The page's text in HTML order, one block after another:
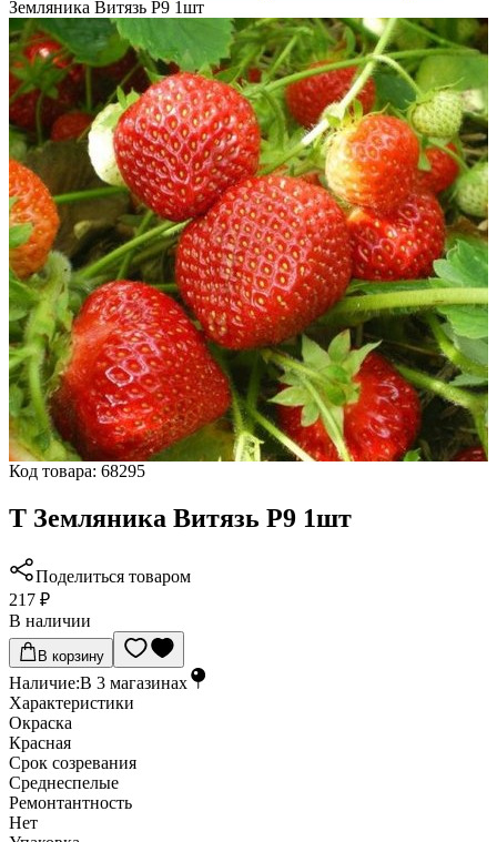
Земляника Витязь Р9 1шт
Код товара: 68295
Т Земляника Витязь Р9 1шт
Поделиться товаром
217 ₽
В наличии
В корзину
Наличие:В 3 магазинах
Характеристики
Окраска
Красная
Срок созревания
Среднеспелые
Ремонтантность
Нет